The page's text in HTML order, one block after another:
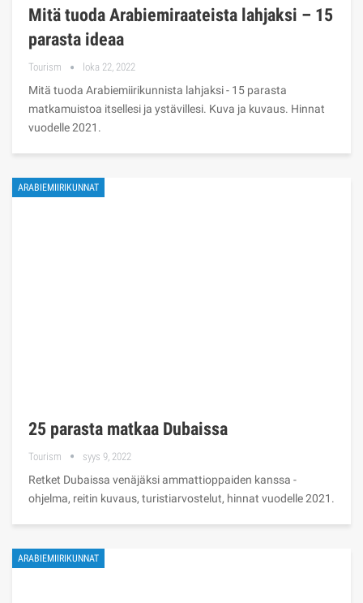
Mitä tuoda Arabiemiraateista lahjaksi – 15
parasta ideaa
Tourism loka 22, 2022
Mitä tuoda Arabiemiirikunnista lahjaksi - 15 parasta
matkamuistoa itsellesi ja ystävillesi. Kuva ja kuvaus. Hinnat
vuodelle 2021.
ARABIEMIIRIKUNNAT
25 parasta matkaa Dubaissa
Tourism syys 9, 2022
Retket Dubaissa venäjäksi ammattioppaiden kanssa -
ohjelma, reitin kuvaus, turistiarvostelut, hinnat vuodelle 2021.
ARABIEMIIRIKUNNAT